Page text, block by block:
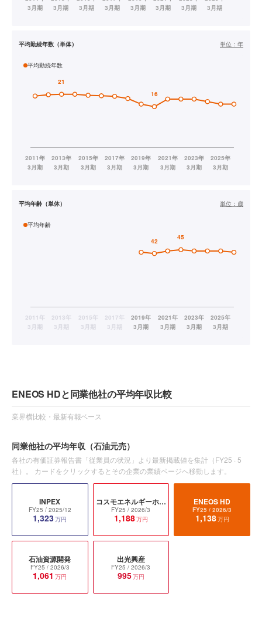
平均勤続年数（単体） 単位： 年
平均勤続年数
平均年齢（単体） 単位： 歳
平均年齢
ENEOS HDと同業他社の平均年収比較
業界横比較・最新有報ベース
同業他社の平均年収 （石油元売）
各社の有価証券報告書「従業員の状況」より最新掲載値を集計（FY25 · 5
社）。 カードをクリックするとその企業の業績ページへ移動します。
INPEX
FY25 / 2025/12
1,323万円
コスモエネルギーホールディングス
FY25 / 2026/3
1,188万円
ENEOS HD
FY25 / 2026/3
1,138万円
石油資源開発
FY25 / 2026/3
1,061 万円
出光興産
FY25 / 2026/3
995万円